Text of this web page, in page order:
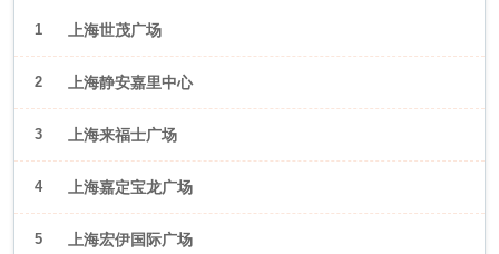
1 上海世茂广场
2 上海静安嘉里中心
3 上海来福士广场
4 上海嘉定宝龙广场
5 上海宏伊国际广场